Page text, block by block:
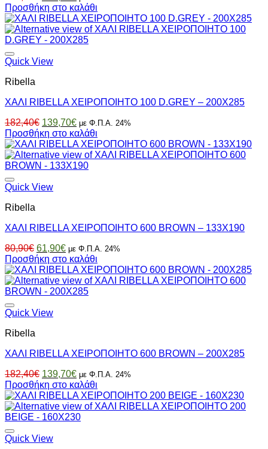
price
was:
182,40€.
τρέχουσα
τιμή
είναι:
139,70€.
Προσθήκη στο καλάθι
Quick View
Ribella
ΧΑΛΙ RIBELLA ΧΕΙΡΟΠΟΙΗΤΟ 100 D.GREY – 200X285
182,40€ Original
price
was:
182,40€.
139,70€Η
τρέχουσα
τιμή
είναι:
139,70€.
με Φ.Π.Α. 24%
Προσθήκη στο καλάθι
Quick View
Ribella
ΧΑΛΙ RIBELLA ΧΕΙΡΟΠΟΙΗΤΟ 600 BROWN – 133X190
80,90€ Original
price
was:
80,90€.
61,90€Η
τρέχουσα
τιμή
είναι:
61,90€.
με Φ.Π.Α. 24%
Προσθήκη στο καλάθι
Quick View
Ribella
ΧΑΛΙ RIBELLA ΧΕΙΡΟΠΟΙΗΤΟ 600 BROWN – 200X285
182,40€ Original
price
was:
182,40€.
139,70€Η
τρέχουσα
τιμή
είναι:
139,70€.
με Φ.Π.Α. 24%
Προσθήκη στο καλάθι
Quick View